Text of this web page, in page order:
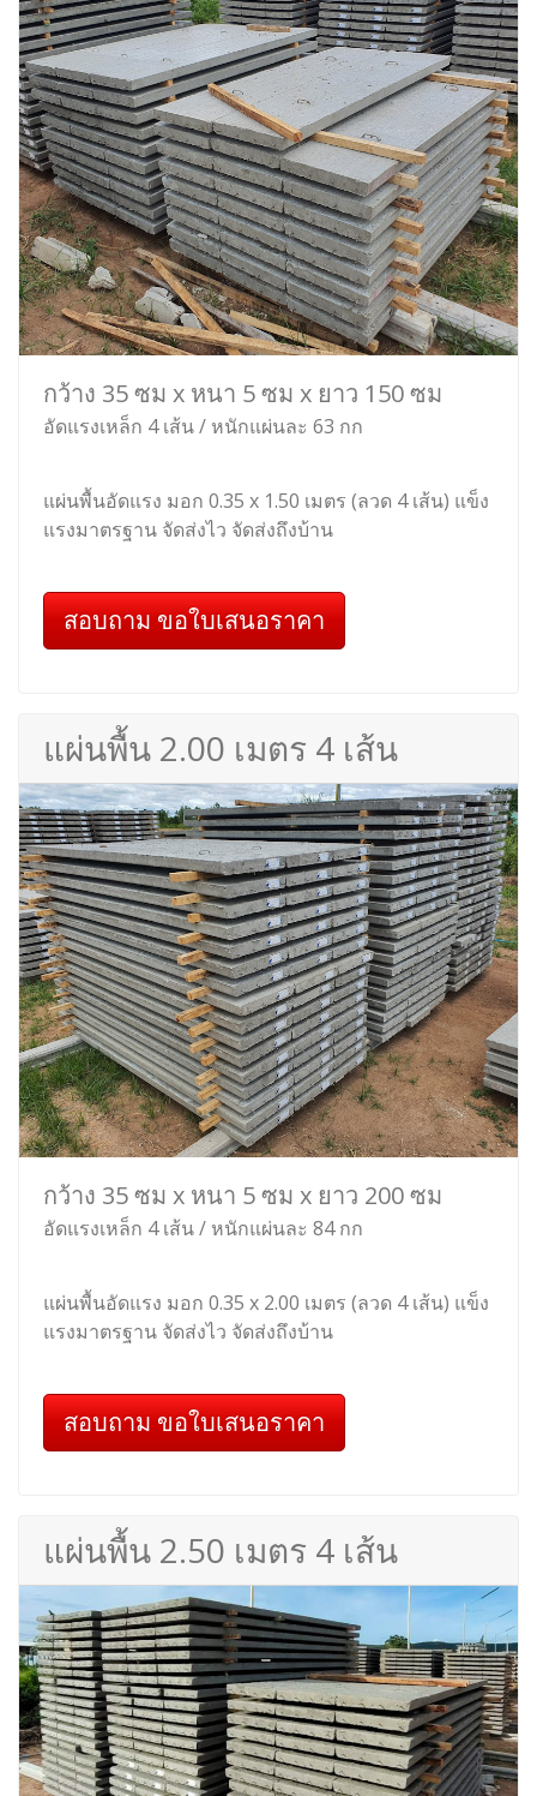
กว้าง 35 ซม x หนา 5 ซม x ยาว 150 ซม
อัดแรงเหล็ก 4 เส้น / หนักแผ่นละ 63 กก
แผ่นพื้นอัดแรง มอก 0.35 x 1.50 เมตร (ลวด 4 เส้น) แข็ง
แรงมาตรฐาน จัดส่งไว จัดส่งถึงบ้าน
สอบถาม ขอใบเสนอราคา
แผ่นพื้น 2.00 เมตร 4 เส้น
กว้าง 35 ซม x หนา 5 ซม x ยาว 200 ซม
อัดแรงเหล็ก 4 เส้น / หนักแผ่นละ 84 กก
แผ่นพื้นอัดแรง มอก 0.35 x 2.00 เมตร (ลวด 4 เส้น) แข็ง
แรงมาตรฐาน จัดส่งไว จัดส่งถึงบ้าน
สอบถาม ขอใบเสนอราคา
แผ่นพื้น 2.50 เมตร 4 เส้น